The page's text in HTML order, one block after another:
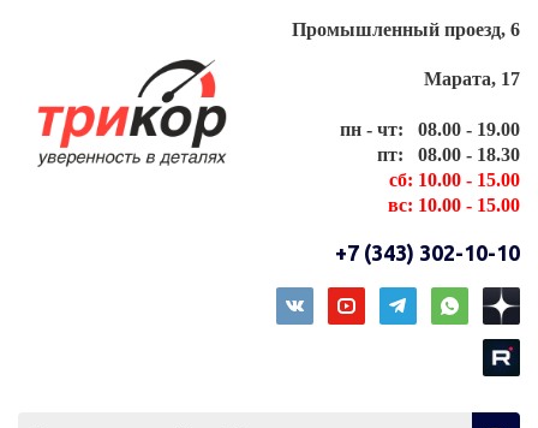
Промышленный проезд, 6
Марата, 17
пн - чт: 08.00 - 19.00
пт: 08.00 - 18.30
сб: 10.00 - 15.00
вс: 10.00 - 15.00
+7 (343) 302-10-10